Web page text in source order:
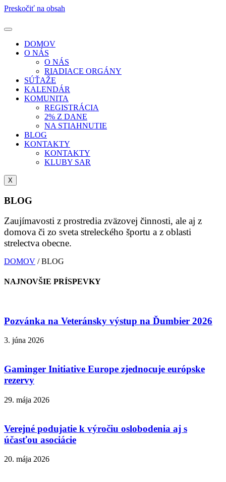
Preskočiť na obsah
DOMOV
O NÁS
O NÁS
RIADIACE ORGÁNY
SÚŤAŽE
KALENDÁR
KOMUNITA
REGISTRÁCIA
2% Z DANE
NA STIAHNUTIE
BLOG
KONTAKTY
KONTAKTY
KLUBY SAR
X
BLOG
Zaujímavosti z prostredia zväzovej činnosti, ale aj z
domova či zo sveta streleckého športu a z oblasti
strelectva obecne.
DOMOV / BLOG
NAJNOVŠIE PRÍSPEVKY
Pozvánka na Veteránsky výstup na Ďumbier 2026
3. júna 2026
Gaminger Initiative Europe zjednocuje európske
rezervy
29. mája 2026
Verejné podujatie k výročiu oslobodenia aj s
účasťou asociácie
20. mája 2026